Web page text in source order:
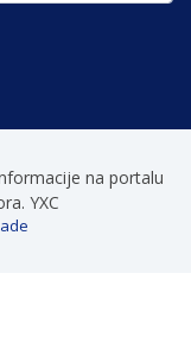
na portalu
YXC